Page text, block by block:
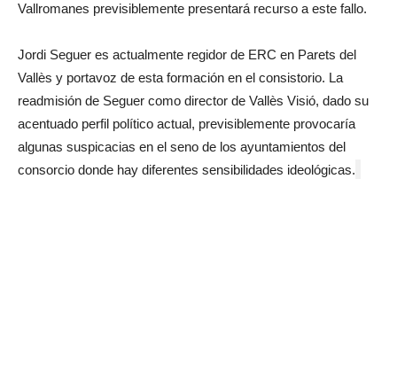
Vallromanes previsiblemente presentará recurso a este fallo.
Jordi Seguer es actualmente regidor de ERC en Parets del
Vallès y portavoz de esta formación en el consistorio. La
readmisión de Seguer como director de Vallès Visió, dado su
acentuado perfil político actual, previsiblemente provocaría
algunas suspicacias en el seno de los ayuntamientos del
consorcio donde hay diferentes sensibilidades ideológicas.